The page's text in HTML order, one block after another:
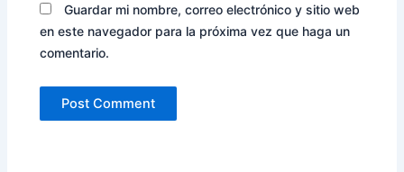
Guardar mi nombre, correo electrónico y sitio web
en este navegador para la próxima vez que haga un
comentario.